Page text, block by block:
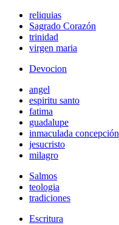
reliquias
Sagrado Corazón
trinidad
virgen maria
Devocion
angel
espiritu santo
fatima
guadalupe
inmaculada concepción
jesucristo
milagro
Salmos
teologia
tradiciones
Escritura